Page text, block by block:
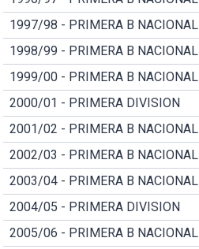
1997/98 - PRIMERA B NACIONAL
1998/99 - PRIMERA B NACIONAL
1999/00 - PRIMERA B NACIONAL
2000/01 - PRIMERA DIVISION
2001/02 - PRIMERA B NACIONAL
2002/03 - PRIMERA B NACIONAL
2003/04 - PRIMERA B NACIONAL
2004/05 - PRIMERA DIVISION
2005/06 - PRIMERA B NACIONAL